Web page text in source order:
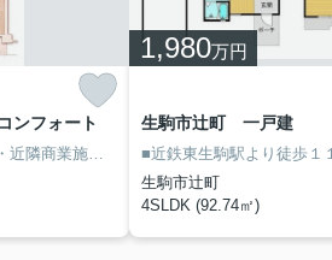
ンフォート
■生駒駅より徒歩１０分・近隣商業施設が充実した便利な立地！
■２０
1,980万円
生駒市辻町 一戸建
生駒市辻町
4SLDK (92.74㎡)